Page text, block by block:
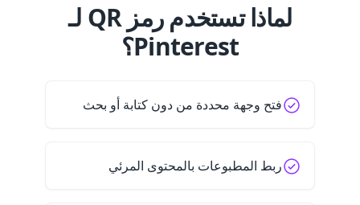
لماذا تستخدم رمز QR لـ
Pinterest؟
فتح وجهة محددة من دون كتابة أو بحث
ربط المطبوعات بالمحتوى المرئي